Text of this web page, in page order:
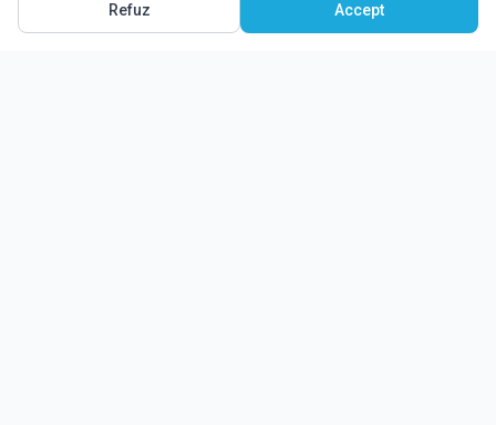
Refuz Accept